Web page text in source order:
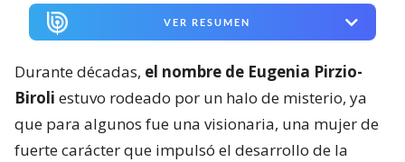
VER RESUMEN
Durante décadas, el nombre de Eugenia Pirzio-
Biroli estuvo rodeado por un halo de misterio, ya
que para algunos fue una visionaria, una mujer de
fuerte carácter que impulsó el desarrollo de la